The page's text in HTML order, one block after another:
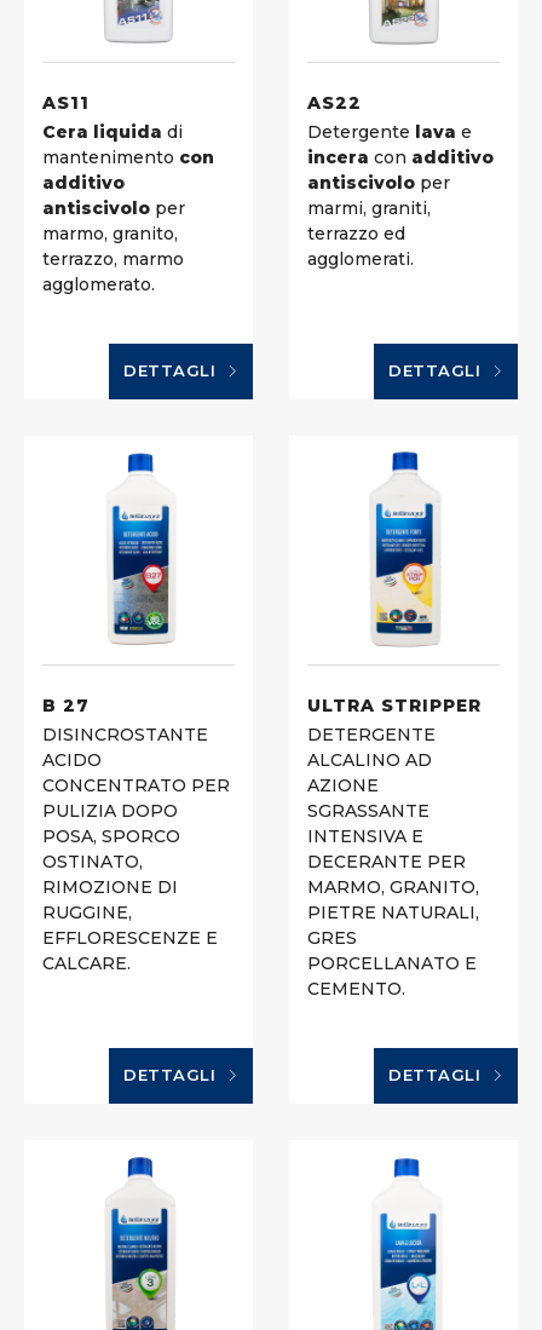
AS11
Cera liquida di
mantenimento con
additivo
antiscivolo per
marmo, granito,
terrazzo, marmo
agglomerato.
DETTAGLI
AS22
Detergente lava e
incera con additivo
antiscivolo per
marmi, graniti,
terrazzo ed
agglomerati.
DETTAGLI
B 27
DISINCROSTANTE
ACIDO
CONCENTRATO PER
PULIZIA DOPO
POSA, SPORCO
OSTINATO,
RIMOZIONE DI
RUGGINE,
EFFLORESCENZE E
CALCARE.
DETTAGLI
ULTRA STRIPPER
DETERGENTE
ALCALINO AD
AZIONE
SGRASSANTE
INTENSIVA E
DECERANTE PER
MARMO, GRANITO,
PIETRE NATURALI,
GRES
PORCELLANATO E
CEMENTO.
DETTAGLI